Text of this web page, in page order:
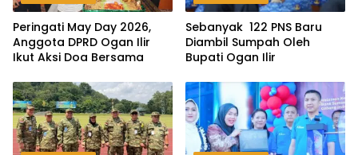
Peringati May Day 2026,
Anggota DPRD Ogan Ilir
Ikut Aksi Doa Bersama
Sebanyak 122 PNS Baru
Diambil Sumpah Oleh
Bupati Ogan Ilir